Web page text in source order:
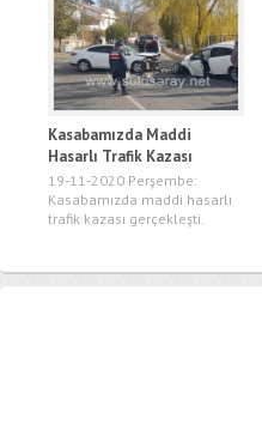
Kasabamızda Maddi
Hasarlı Trafik Kazası
19-11-2020 Perşembe:
Kasabamızda maddi hasarlı
trafik kazası gerçekleşti.